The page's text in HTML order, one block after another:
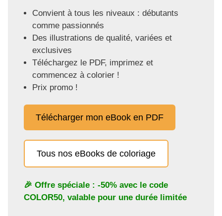
Convient à tous les niveaux : débutants
comme passionnés
Des illustrations de qualité, variées et
exclusives
Téléchargez le PDF, imprimez et
commencez à colorier !
Prix promo !
Télécharger mon eBook en PDF
Tous nos eBooks de coloriage
🎉 Offre spéciale : -50% avec le code
COLOR50, valable pour une durée limitée